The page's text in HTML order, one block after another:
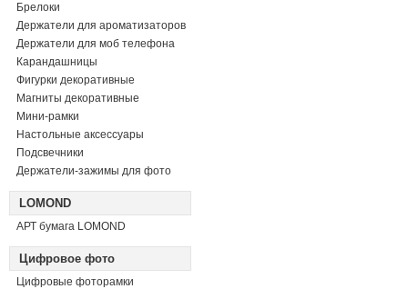
Брелоки
Держатели для ароматизаторов
Держатели для моб телефона
Карандашницы
Фигурки декоративные
Магниты декоративные
Мини-рамки
Настольные аксессуары
Подсвечники
Держатели-зажимы для фото
LOMOND
АРТ бумага LOMOND
Цифровое фото
Цифровые фоторамки